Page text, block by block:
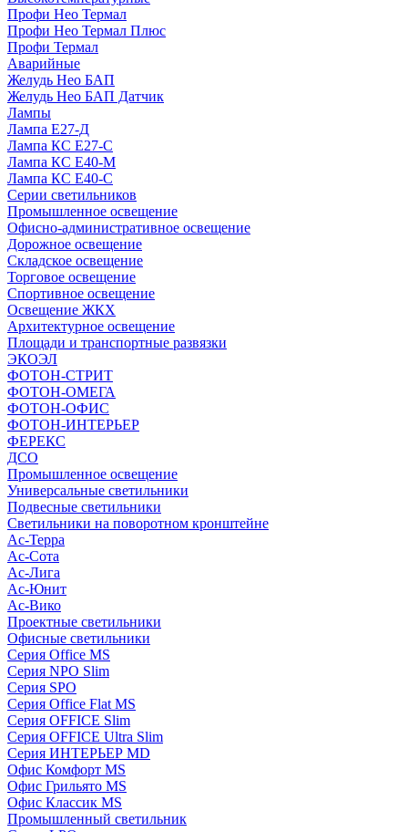
Профи Нео Термал
Профи Нео Термал Плюс
Профи Термал
Аварийные
Желудь Нео БАП
Желудь Нео БАП Датчик
Лампы
Лампа Е27-Д
Лампа КС Е27-С
Лампа КС Е40-М
Лампа КС Е40-С
Серии светильников
Промышленное освещение
Офисно-административное освещение
Дорожное освещение
Складское освещение
Торговое освещение
Спортивное освещение
Освещение ЖКХ
Архитектурное освещение
Площади и транспортные развязки
ЭКОЭЛ
ФОТОН-СТРИТ
ФОТОН-ОМЕГА
ФОТОН-ОФИС
ФОТОН-ИНТЕРЬЕР
ФЕРЕКС
ДСО
Промышленное освещение
Универсальные светильники
Подвесные светильники
Светильники на поворотном кронштейне
Ас-Терра
Ас-Сота
Ас-Лига
Ас-Юнит
Ас-Вико
Проектные светильники
Офисные светильники
Серия Office MS
Серия NPO Slim
Серия SPO
Серия Office Flat MS
Серия OFFICE Slim
Серия OFFICE Ultra Slim
Серия ИНТЕРЬЕР MD
Офис Комфорт MS
Офис Грильято MS
Офис Классик MS
Промышленный светильник